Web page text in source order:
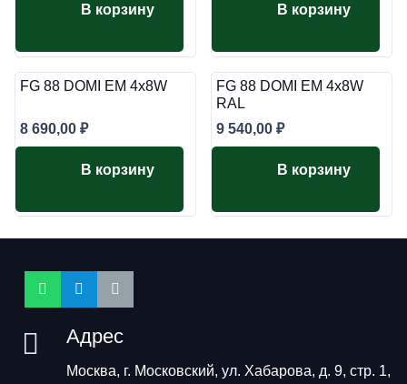
В корзину В корзину
FG 88 DOMI EM 4x8W
8 690,00 ₽
В корзину
FG 88 DOMI EM 4x8W
RAL
9 540,00 ₽
В корзину
Адрес
Москва, г. Московский, ул. Хабарова, д. 9, стр. 1,